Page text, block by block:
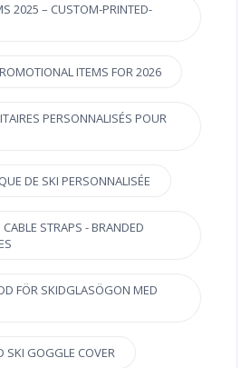
2025 – CUSTOM-PRINTED-
ITEMS FOR 2026
PERSONNALISÉS POUR
DE SKI PERSONNALISÉE
STRAPS - BRANDED
FÖR SKIDGLASÖGON MED
SKI GOGGLE COVER